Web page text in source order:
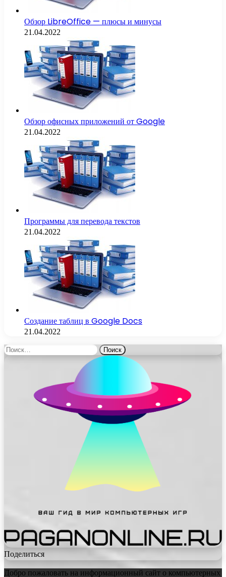
Обзор LibreOffice — плюсы и минусы
21.04.2022
Обзор офисных приложений от Google
21.04.2022
Программы для перевода текстов
21.04.2022
Создание таблиц в Google Docs
21.04.2022
Найти:
Поделиться
Добро пожаловать на информационный сайт о компьютерных